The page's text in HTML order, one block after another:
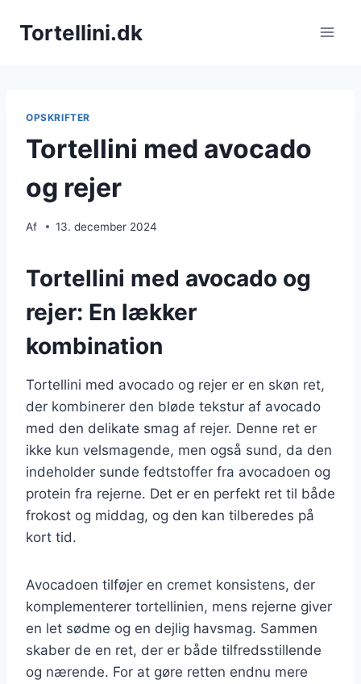
Tortellini.dk
OPSKRIFTER
Tortellini med avocado
og rejer
Af 13. december 2024
Tortellini med avocado og
rejer: En lækker
kombination
Tortellini med avocado og rejer er en skøn ret,
der kombinerer den bløde tekstur af avocado
med den delikate smag af rejer. Denne ret er
ikke kun velsmagende, men også sund, da den
indeholder sunde fedtstoffer fra avocadoen og
protein fra rejerne. Det er en perfekt ret til både
frokost og middag, og den kan tilberedes på
kort tid.
Avocadoen tilføjer en cremet konsistens, der
komplementerer tortellinien, mens rejerne giver
en let sødme og en dejlig havsmag. Sammen
skaber de en ret, der er både tilfredsstillende
og nærende. For at gøre retten endnu mere